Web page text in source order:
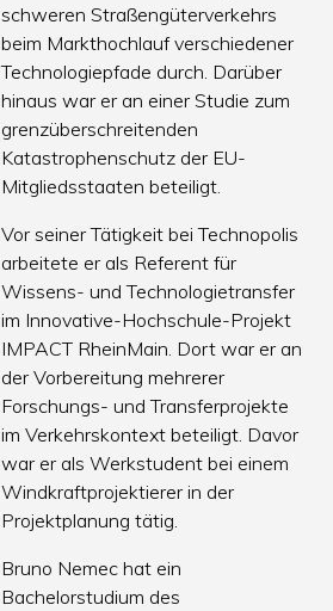
schweren Straßengüterverkehrs
beim Markthochlauf verschiedener
Technologiepfade durch. Darüber
hinaus war er an einer Studie zum
grenzüberschreitenden
Katastrophenschutz der EU-
Mitgliedsstaaten beteiligt.
Vor seiner Tätigkeit bei Technopolis
arbeitete er als Referent für
Wissens- und Technologietransfer
im Innovative-Hochschule-Projekt
IMPACT RheinMain. Dort war er an
der Vorbereitung mehrerer
Forschungs- und Transferprojekte
im Verkehrskontext beteiligt. Davor
war er als Werkstudent bei einem
Windkraftprojektierer in der
Projektplanung tätig.
Bruno Nemec hat ein
Bachelorstudium des